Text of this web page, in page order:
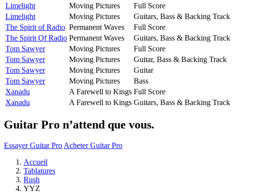
Limelight
Moving Pictures
Full Score
Limelight
Moving Pictures
Guitars, Bass & Backing Track
The Spirit of Radio Permanent Waves
Full Score
The Spirit Of Radio Permanent Waves
Guitars, Bass & Backing Track
Tom Sawyer
Moving Pictures
Full Score
Tom Sawyer
Moving Pictures
Guitar, Bass & Backing Track
Tom Sawyer
Moving Pictures
Guitar
Tom Sawyer
Moving Pictures
Bass
Xanadu
A Farewell to Kings Full Score
Xanadu
A Farewell to Kings Guitars, Bass & Backing Track
Guitar Pro n’attend que vous.
Essayer Guitar Pro Acheter Guitar Pro
Accueil
Tablatures
Rush
YYZ